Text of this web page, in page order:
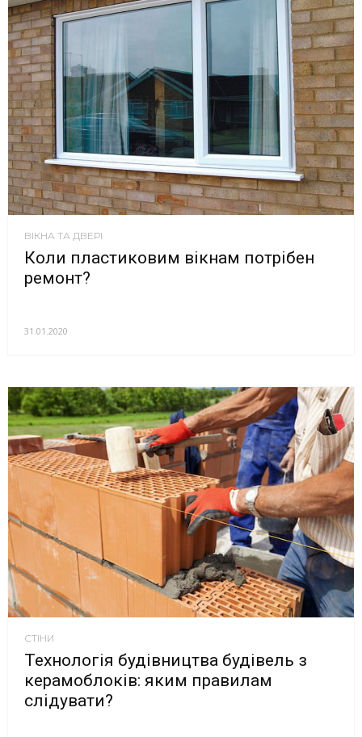
ВІКНА ТА ДВЕРІ
Коли пластиковим вікнам потрібен
ремонт?
31.01.2020
СТІНИ
Технологія будівництва будівель з
керамоблоків: яким правилам
слідувати?